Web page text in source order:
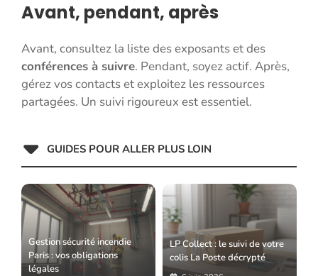
Avant, pendant, après
Avant, consultez la liste des exposants et des
conférences à suivre. Pendant, soyez actif. Après,
gérez vos contacts et exploitez les ressources
partagées. Un suivi rigoureux est essentiel.
GUIDES POUR ALLER PLUS LOIN
Gestion sécurité incendie
Paris : vos obligations
légales
LP Collect : le suivi de votre
colis La Poste décrypté